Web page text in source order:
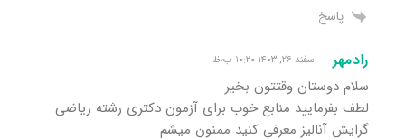
پاسخ
رادمهر اسفند ۲۶, ۱۴۰۳ ۱۰:۲۰ ب٫ظ
سلام دوستان وقتتون بخیر
لطف بفرمایید منابع خوب برای آزمون دکتری رشته ریاضی
گرایش آنالیز معرفی کنید ممنون میشم